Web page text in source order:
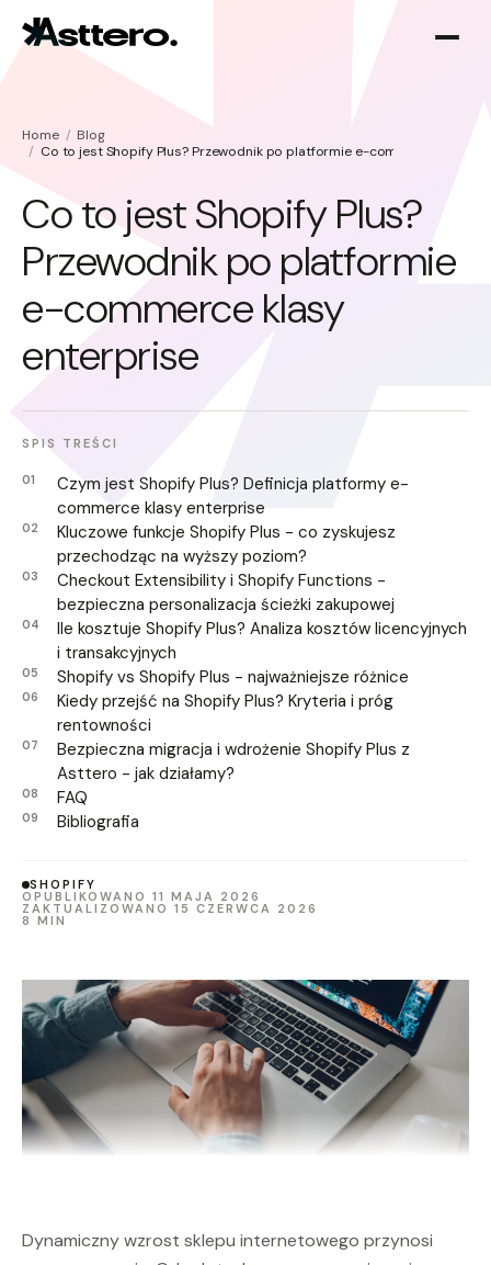
Optymalizacja Shopify
Migracja do Shopify
O nas
Home
Blog
Co to jest Shopify Plus? Przewodnik po platformie e-commerce klasy
Co to jest Shopify Plus?
Przewodnik po platformie
e-commerce klasy
enterprise
SPIS TREŚCI
Czym jest Shopify Plus? Definicja platformy e-
commerce klasy enterprise
Kluczowe funkcje Shopify Plus - co zyskujesz
przechodząc na wyższy poziom?
Checkout Extensibility i Shopify Functions -
bezpieczna personalizacja ścieżki zakupowej
Ile kosztuje Shopify Plus? Analiza kosztów licencyjnych
i transakcyjnych
Shopify vs Shopify Plus - najważniejsze różnice
Kiedy przejść na Shopify Plus? Kryteria i próg
rentowności
Bezpieczna migracja i wdrożenie Shopify Plus z
Asttero - jak działamy?
FAQ
Bibliografia
SHOPIFY
OPUBLIKOWANO 11 MAJA 2026
ZAKTUALIZOWANO 15 CZERWCA 2026
8 MIN
Dynamiczny wzrost sklepu internetowego przynosi